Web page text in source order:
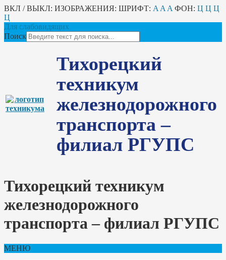
ВКЛ / ВЫКЛ: ИЗОБРАЖЕНИЯ: ШРИФТ: A A A ФОН: Ц Ц Ц
Ц
Для слабовидящих
Поиск
Тихорецкий
техникум
железнодорожного
транспорта –
филиал РГУПС
Тихорецкий техникум
железнодорожного
транспорта – филиал РГУПС
МЕНЮ